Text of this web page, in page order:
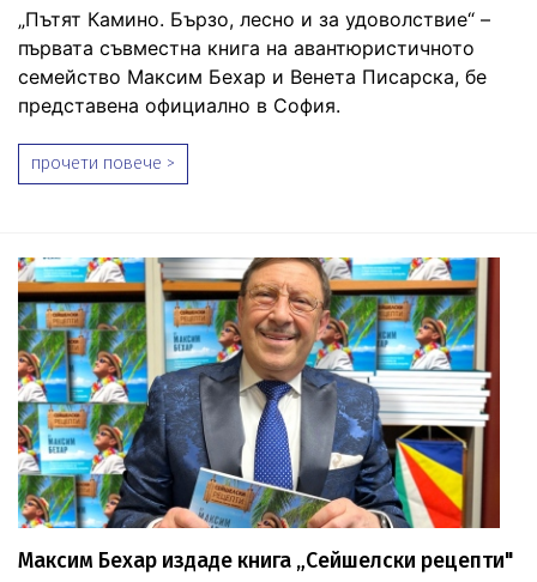
„Пътят Камино. Бързо, лесно и за удоволствие“ –
първата съвместна книга на авантюристичното
семейство Максим Бехар и Венета Писарска, бе
представена официално в София.
прочети повече >
Максим Бехар издаде книга „Сейшелски рецепти"